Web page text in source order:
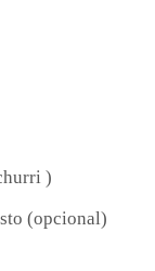
)
(opcional)